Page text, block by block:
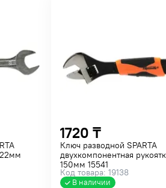
1720 ₸
Ключ разводной SPARTA
двухкомпонентная
150мм 15541
Код товара: 19138
В наличии